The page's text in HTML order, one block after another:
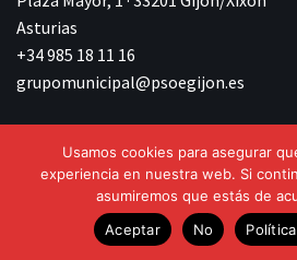
Asturias
+34 985 18 11 16
grupomunicipal@psoegijon.es
©{current_year} Agrupación
Gijón/Xixón.
Aviso Legal Política de privacidad
Usamos cookies para asegurar
experiencia en nuestra web. Si
asumiremos que estás de
Aceptar
No